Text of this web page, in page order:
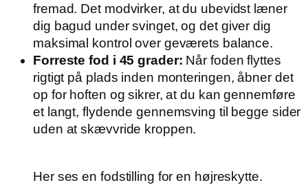
fremad. Det modvirker, at du ubevidst læner
dig bagud under svinget, og det giver dig
maksimal kontrol over geværets balance.
Forreste fod i 45 grader: Når foden flyttes
rigtigt på plads inden monteringen, åbner det
op for hoften og sikrer, at du kan gennemføre
et langt, flydende gennemsving til begge sider
uden at skævvride kroppen.
Her ses en fodstilling for en højreskytte.